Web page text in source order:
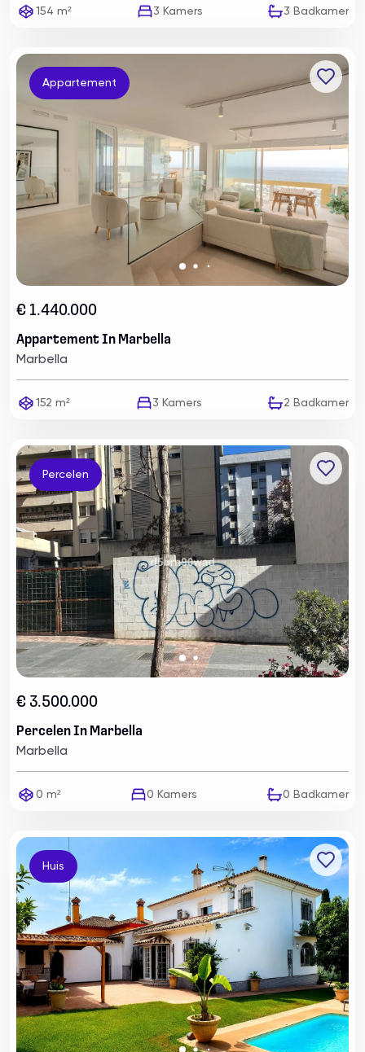
154 m² 3 Kamers 3 Badkamer
Appartement
€ 1.440.000
Appartement In Marbella
Marbella
152 m² 3 Kamers 2 Badkamer
Percelen
€ 3.500.000
Percelen In Marbella
Marbella
0 m² 0 Kamers 0 Badkamer
Huis